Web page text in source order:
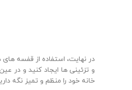
در نهایت، استفاده از قفسه‌
و تزئینی‌ ها ایجاد کنید و در
خانه خود را منظم و تمیز نگه